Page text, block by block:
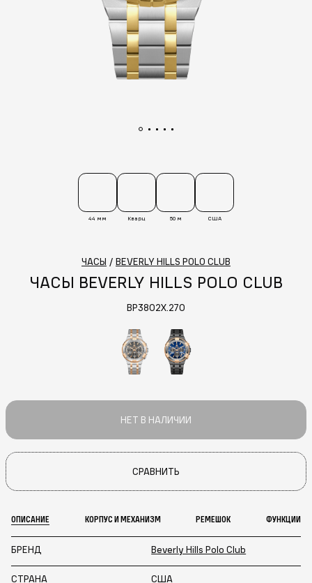
44 мм Кварц 50 м США
ЧАСЫ / BEVERLY HILLS POLO CLUB
ЧАСЫ BEVERLY HILLS POLO CLUB
BP3802X.270
НЕТ В НАЛИЧИИ
СРАВНИТЬ
ОПИСАНИЕ КОРПУС И МЕХАНИЗМ РЕМЕШОК ФУНКЦИИ
БРЕНД Beverly Hills Polo Club
СТРАНА США